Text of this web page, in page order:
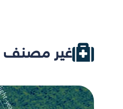
غير مصنف